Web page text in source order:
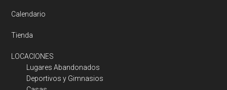
Calendario
Tienda
LOCACIONES
Lugares Abandonados
Deportivos y Gimnasios